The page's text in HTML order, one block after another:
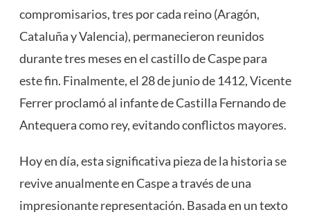
compromisarios, tres por cada reino (Aragón,
Cataluña y Valencia), permanecieron reunidos
durante tres meses en el castillo de Caspe para
este fin. Finalmente, el 28 de junio de 1412, Vicente
Ferrer proclamó al infante de Castilla Fernando de
Antequera como rey, evitando conflictos mayores​​.
Hoy en día, esta significativa pieza de la historia se
revive anualmente en Caspe a través de una
impresionante representación. Basada en un texto